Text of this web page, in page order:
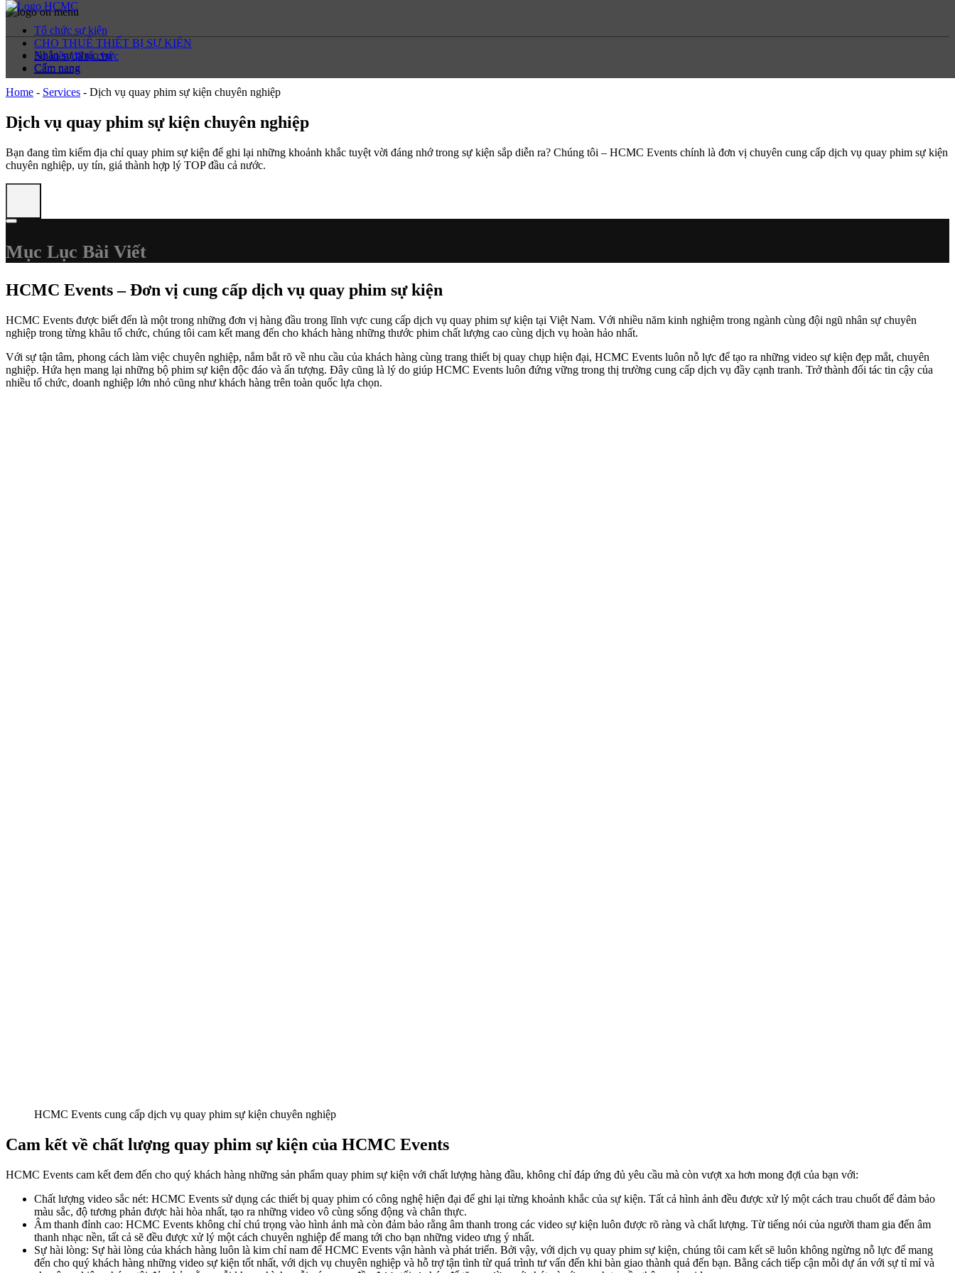
Nhân sự phục vụ
Cẩm nang
Tổ chức sự kiện
CHO THUÊ THIẾT BỊ SỰ KIỆN
Sự kiện đã tổ chức
Cẩm nang
Home - Services - Dịch vụ quay phim sự kiện chuyên nghiệp
Dịch vụ quay phim sự kiện chuyên nghiệp
Bạn đang tìm kiếm địa chỉ quay phim sự kiện để ghi lại những khoảnh khắc tuyệt vời đáng nhớ trong sự kiện sắp diễn ra? Chúng tôi – HCMC Events chính là đơn vị chuyên cung cấp dịch vụ quay phim sự kiện
chuyên nghiệp, uy tín, giá thành hợp lý TOP đầu cả nước.
Mục Lục Bài Viết
HCMC Events – Đơn vị cung cấp dịch vụ quay phim sự kiện
HCMC Events được biết đến là một trong những đơn vị hàng đầu trong lĩnh vực cung cấp dịch vụ quay phim sự kiện tại Việt Nam. Với nhiều năm kinh nghiệm trong ngành cùng đội ngũ nhân sự chuyên
nghiệp trong từng khâu tổ chức, chúng tôi cam kết mang đến cho khách hàng những thước phim chất lượng cao cùng dịch vụ hoàn hảo nhất.
Với sự tận tâm, phong cách làm việc chuyên nghiệp, nắm bắt rõ về nhu cầu của khách hàng cùng trang thiết bị quay chụp hiện đại, HCMC Events luôn nỗ lực để tạo ra những video sự kiện đẹp mắt, chuyên
nghiệp. Hứa hẹn mang lại những bộ phim sự kiện độc đáo và ấn tượng. Đây cũng là lý do giúp HCMC Events luôn đứng vững trong thị trường cung cấp dịch vụ đầy cạnh tranh. Trở thành đối tác tin cậy của
nhiều tổ chức, doanh nghiệp lớn nhỏ cũng như khách hàng trên toàn quốc lựa chọn.
HCMC Events cung cấp dịch vụ quay phim sự kiện chuyên nghiệp
Cam kết về chất lượng quay phim sự kiện của HCMC Events
HCMC Events cam kết đem đến cho quý khách hàng những sản phẩm quay phim sự kiện với chất lượng hàng đầu, không chỉ đáp ứng đủ yêu cầu mà còn vượt xa hơn mong đợi của bạn với:
Chất lượng video sắc nét: HCMC Events sử dụng các thiết bị quay phim có công nghệ hiện đại để ghi lại từng khoảnh khắc của sự kiện. Tất cả hình ảnh đều được xử lý một cách trau chuốt để đảm bảo
màu sắc, độ tương phản được hài hòa nhất, tạo ra những video vô cùng sống động và chân thực.
Âm thanh đỉnh cao: HCMC Events không chỉ chú trọng vào hình ảnh mà còn đảm bảo rằng âm thanh trong các video sự kiện luôn được rõ ràng và chất lượng. Từ tiếng nói của người tham gia đến âm
thanh nhạc nền, tất cả sẽ đều được xử lý một cách chuyên nghiệp để mang tới cho bạn những video ưng ý nhất.
Sự hài lòng: Sự hài lòng của khách hàng luôn là kim chỉ nam để HCMC Events vận hành và phát triển. Bởi vậy, với dịch vụ quay phim sự kiện, chúng tôi cam kết sẽ luôn không ngừng nỗ lực để mang
đến cho quý khách hàng những video sự kiện tốt nhất, với dịch vụ chuyên nghiệp và hỗ trợ tận tình từ quá trình tư vấn đến khi bàn giao thành quả đến bạn. Bằng cách tiếp cận mỗi dự án với sự tỉ mỉ và